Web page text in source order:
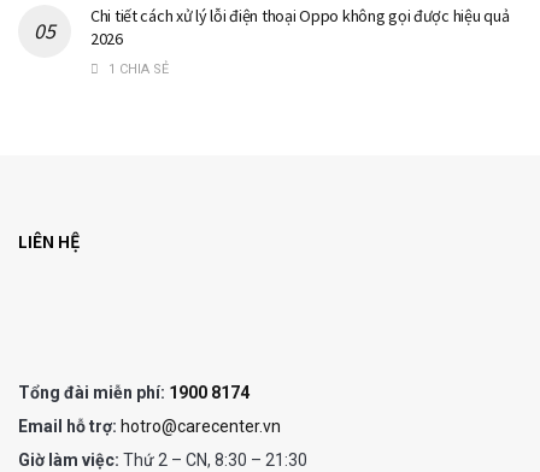
Chi tiết cách xử lý lỗi điện thoại Oppo không gọi được hiệu quả
2026
1 CHIA SẺ
LIÊN HỆ
Tổng đài miễn phí: 1900 8174
Email hỗ trợ: hotro@carecenter.vn
Giờ làm việc: Thứ 2 – CN, 8:30 – 21:30